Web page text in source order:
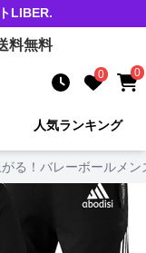
LIBER.
料無料
0 0
人気ランキング
る！バレーボールメ